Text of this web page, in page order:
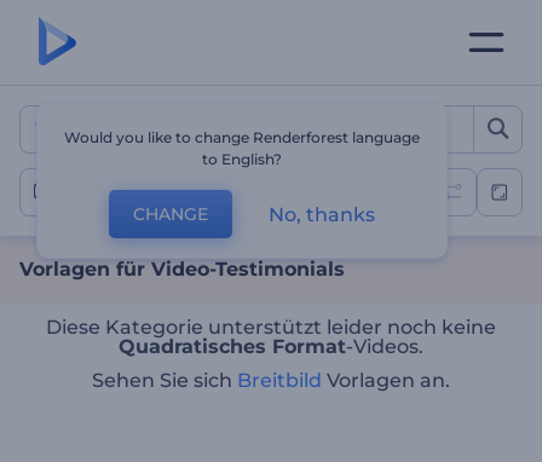
Vorlagen für Video-
Video-Testimonials
Vorlagen für Video-Testimonials
Diese Kategorie unterstützt leider noch keine
Quadratisches Format-Videos.
Sehen Sie sich Breitbild Vorlagen an.
Would you like to change Renderforest language
to English?
CHANGE No, thanks